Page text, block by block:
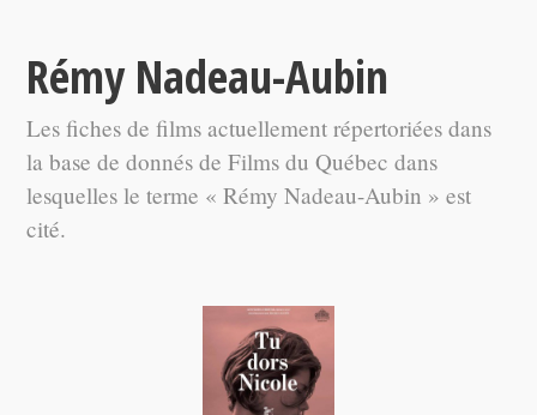
Rémy Nadeau-Aubin
Les fiches de films actuellement répertoriées dans
la base de donnés de Films du Québec dans
lesquelles le terme « Rémy Nadeau-Aubin » est
cité.